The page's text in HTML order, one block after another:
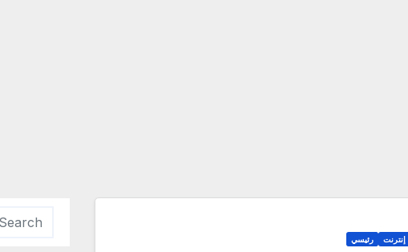
إنترنت رئيسي